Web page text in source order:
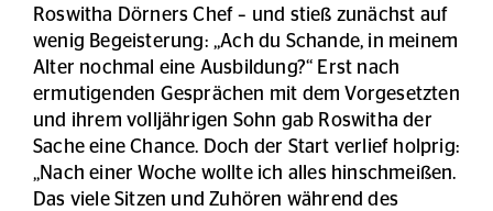
Roswitha Dörners Chef – und stieß zunächst auf
wenig Begeisterung: „Ach du Schande, in meinem
Alter nochmal eine Ausbildung?“ Erst nach
ermutigenden Gesprächen mit dem Vorgesetzten
und ihrem volljährigen Sohn gab Roswitha der
Sache eine Chance. Doch der Start verlief holprig:
„Nach einer Woche wollte ich alles hinschmeißen.
Das viele Sitzen und Zuhören während des